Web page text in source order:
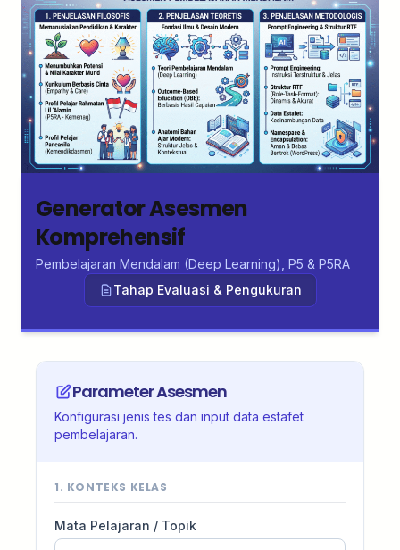
Generator Asesmen
Komprehensif
Pembelajaran Mendalam (Deep Learning), P5 & P5RA
Tahap Evaluasi & Pengukuran
Parameter Asesmen
Konfigurasi jenis tes dan input data estafet
pembelajaran.
1. KONTEKS KELAS
Mata Pelajaran / Topik